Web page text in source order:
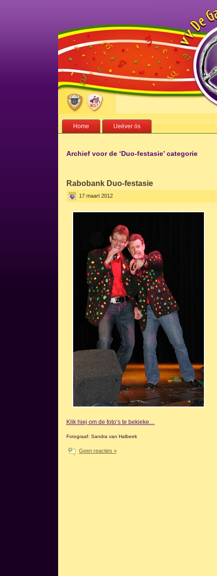
Home Ueëver ós
Archief voor de ‘Duo-festasie’ categorie
Rabobank Duo-festasie
17 maart 2012
Klik hiej om de foto’s te bekieke…
Fotograaf: Sandra van Halbeek
Geen reacties »